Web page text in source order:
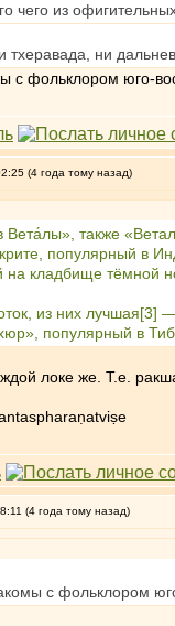
чего из
ни
с фольклором юго-
(4 года тому назад)
Вета́лы», также
популярный в
кладбище тёмной
из них
популярный в
локе же. Т.е.
(4 года тому назад)
с фольклором